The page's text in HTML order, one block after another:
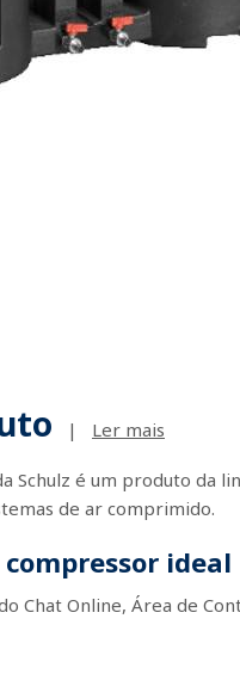
| Ler mais
Schulz é um produto da
de ar comprimido.
ideal
Chat Online, Área de